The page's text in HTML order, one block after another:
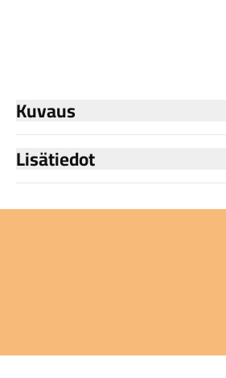
Kuvaus
Lisätiedot